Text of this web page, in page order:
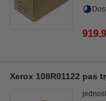
Xerox 108R01122 pas